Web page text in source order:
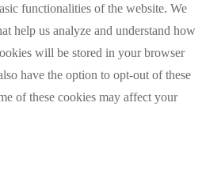
functionalities of the website. We
help us analyze and understand how
will be stored in your browser
have the option to opt-out of these
of these cookies may affect your